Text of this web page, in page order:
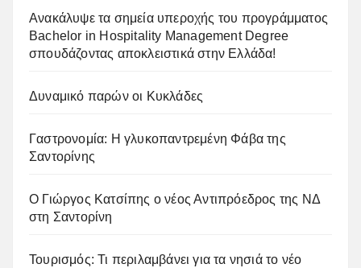
Ανακάλυψε τα σημεία υπεροχής του προγράμματος
Bachelor in Hospitality Management Degree
σπουδάζοντας αποκλειστικά στην Ελλάδα!
Δυναμικό παρών οι Κυκλάδες
Γαστρονομία: Η γλυκοπαντρεμένη Φάβα της
Σαντορίνης
Ο Γιώργος Κατσίπης ο νέος Αντιπρόεδρος της ΝΔ
στη Σαντορίνη
Τουρισμός: Τι περιλαμβάνει για τα νησιά το νέο